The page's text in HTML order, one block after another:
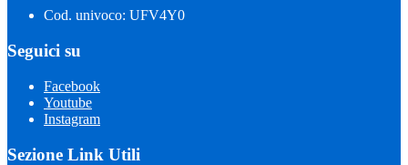
Cod. univoco: UFV4Y0
Seguici su
Facebook
Youtube
Instagram
Sezione Link Utili